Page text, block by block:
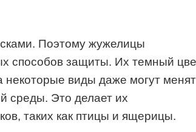
Поэтому жужелицы
способов защиты. Их темный
некоторые виды даже могут
среды. Это делает их
таких как птицы и ящерицы.